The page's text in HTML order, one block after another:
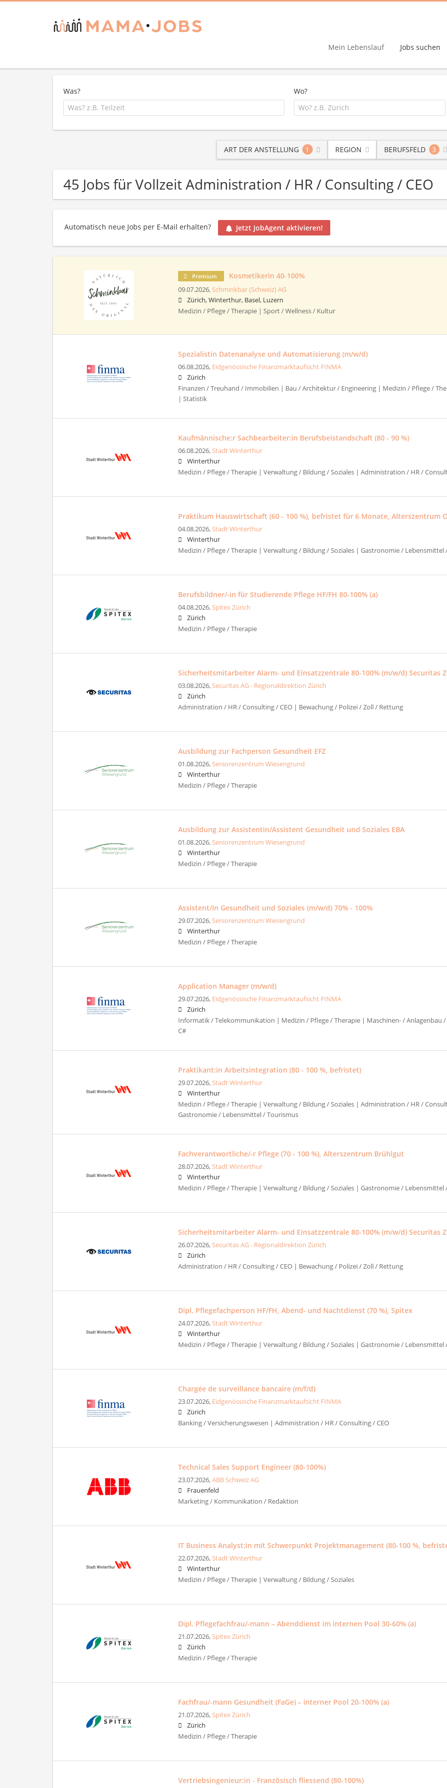
Mein Lebenslauf Jobs suchen
Was? Wo?
ART DER ANSTELLUNG 1 REGION BERUFSFELD 3
45 Jobs für Vollzeit Administration / HR / Consulting / CEO
Automatisch neue Jobs per E-Mail erhalten? Jetzt JobAgent aktivieren!
Premium Kosmetikerin 40-100%
09.07.2026, Schminkbar (Schweiz) AG
Zürich, Winterthur, Basel, Luzern
Medizin / Pflege / Therapie | Sport / Wellness / Kultur
Spezialistin Datenanalyse und Automatisierung (m/w/d)
06.08.2026, Eidgenössische Finanzmarktaufsicht FINMA
Zürich
Finanzen / Treuhand / Immobilien | Bau / Architektur / Engineering | Medizin / Pflege /
| Statistik
Kaufmännische:r Sachbearbeiter:in Berufsbeistandschaft (80 - 90 %)
06.08.2026,Stadt Winterthur
Winterthur
Medizin / Pflege / Therapie | Verwaltung / Bildung / Soziales | Administration / HR /
Praktikum Hauswirtschaft (60 - 100 %), befristet für 6 Monate, Alterszentrum
04.08.2026,Stadt Winterthur
Winterthur
Medizin / Pflege / Therapie | Verwaltung / Bildung / Soziales | Gastronomie / Lebensmittel
Berufsbildner/-in für Studierende Pflege HF/FH 80-100% (a)
04.08.2026,Spitex Zürich
Zürich
Medizin / Pflege / Therapie
Sicherheitsmitarbeiter Alarm- und Einsatzzentrale 80-100% (m/w/d) Securitas
03.08.2026,Securitas AG - Regionaldirektion Zürich
Zürich
Administration / HR / Consulting / CEO | Bewachung / Polizei / Zoll / Rettung
Ausbildung zur Fachperson Gesundheit EFZ
01.08.2026,Seniorenzentrum Wiesengrund
Winterthur
Medizin / Pflege / Therapie
Ausbildung zur Assistentin/Assistent Gesundheit und Soziales EBA
01.08.2026,Seniorenzentrum Wiesengrund
Winterthur
Medizin / Pflege / Therapie
Assistent/in Gesundheit und Soziales (m/w/d) 70% - 100%
29.07.2026,Seniorenzentrum Wiesengrund
Winterthur
Medizin / Pflege / Therapie
Application Manager (m/w/d)
29.07.2026, Eidgenössische Finanzmarktaufsicht FINMA
Zürich
Informatik / Telekommunikation | Medizin / Pflege / Therapie | Maschinen- / Anlagenbau
C#
Praktikant:in Arbeitsintegration (80 - 100 %, befristet)
29.07.2026,Stadt Winterthur
Winterthur
Medizin / Pflege / Therapie | Verwaltung / Bildung / Soziales | Administration / HR /
Gastronomie / Lebensmittel / Tourismus
Fachverantwortliche/-r Pflege (70 - 100 %), Alterszentrum Brühlgut
28.07.2026,Stadt Winterthur
Winterthur
Medizin / Pflege / Therapie | Verwaltung / Bildung / Soziales | Gastronomie / Lebensmittel
Sicherheitsmitarbeiter Alarm- und Einsatzzentrale 80-100% (m/w/d) Securitas
26.07.2026,Securitas AG - Regionaldirektion Zürich
Zürich
Administration / HR / Consulting / CEO | Bewachung / Polizei / Zoll / Rettung
Dipl. Pflegefachperson HF/FH, Abend- und Nachtdienst (70 %), Spitex
24.07.2026,Stadt Winterthur
Winterthur
Medizin / Pflege / Therapie | Verwaltung / Bildung / Soziales | Gastronomie / Lebensmittel
Chargée de surveillance bancaire (m/f/d)
23.07.2026, Eidgenössische Finanzmarktaufsicht FINMA
Zürich
Banking / Versicherungswesen | Administration / HR / Consulting / CEO
Technical Sales Support Engineer (80-100%)
23.07.2026,ABB Schweiz AG
Frauenfeld
Marketing / Kommunikation / Redaktion
IT Business Analyst:in mit Schwerpunkt Projektmanagement (80-100 %,
22.07.2026,Stadt Winterthur
Winterthur
Medizin / Pflege / Therapie | Verwaltung / Bildung / Soziales
Dipl. Pflegefachfrau/-mann – Abenddienst im internen Pool 30-60% (a)
21.07.2026,Spitex Zürich
Zürich
Medizin / Pflege / Therapie
Fachfrau/-mann Gesundheit (FaGe) – interner Pool 20-100% (a)
21.07.2026,Spitex Zürich
Zürich
Medizin / Pflege / Therapie
Vertriebsingenieur:in - Französisch fliessend (80-100%)